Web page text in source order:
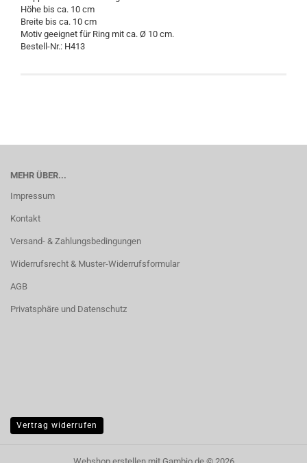
Höhe bis ca. 10 cm
Breite bis ca. 10 cm
Motiv geeignet für Ring mit ca. Ø 10 cm.
Bestell-Nr.: H413
MEHR ÜBER...
Impressum
Kontakt
Versand- & Zahlungsbedingungen
Widerrufsrecht & Muster-Widerrufsformular
AGB
Privatsphäre und Datenschutz
Vertrag widerrufen